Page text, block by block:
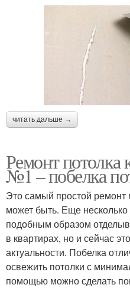
читать дальше →
Ремонт потолка
№1 – побелка
Это самый простой ремонт
может быть. Еще несколько
подобным образом
в квартирах, но и сейчас
актуальности. Побелка
освежить потолки с
помощью можно сделать